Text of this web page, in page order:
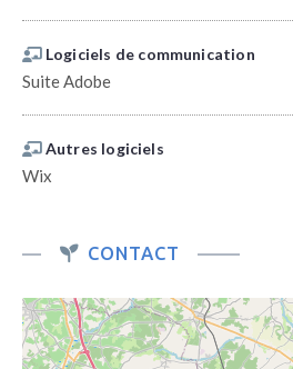
Logiciels de communication
Suite Adobe
Autres logiciels
Wix
CONTACT